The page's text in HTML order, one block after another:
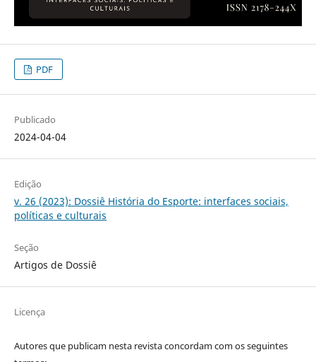
PDF
Publicado
2024-04-04
Edição
v. 26 (2023): Dossiê História do Esporte: interfaces sociais,
políticas e culturais
Seção
Artigos de Dossiê
Licença
Autores que publicam nesta revista concordam com os seguintes